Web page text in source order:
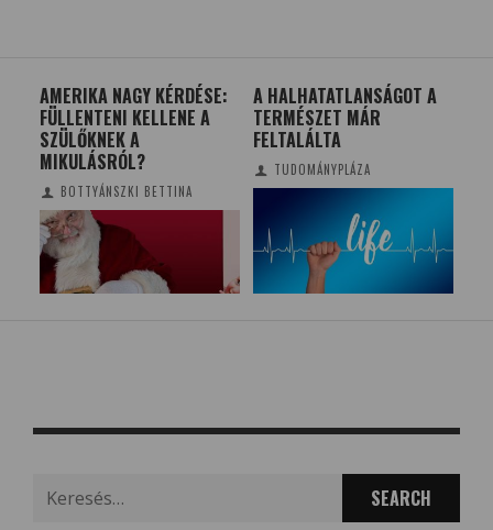
AMERIKA NAGY KÉRDÉSE:
FÜLLENTENI KELLENE A
SZÜLŐKNEK A
MIKULÁSRÓL?
BOTTYÁNSZKI BETTINA
A HALHATATLANSÁGOT A
TERMÉSZET MÁR
FELTALÁLTA
TUDOMÁNYPLÁZA
for: